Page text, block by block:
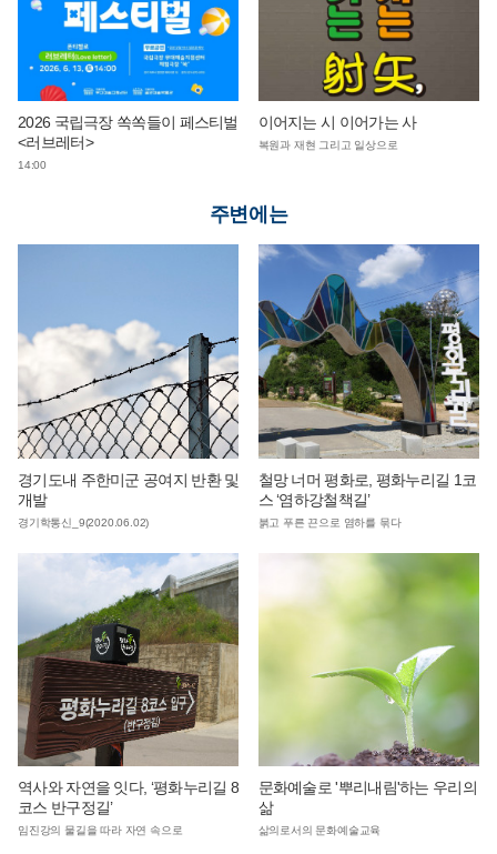
2026 국립극장 쏙쏙들이 페스티벌
<러브레터>
14:00
이어지는 시 이어가는 사
복원과 재현 그리고 일상으로
주변에는
경기도내 주한미군 공여지 반환 및
개발
경기학통신_9(2020.06.02)
철망 너머 평화로, 평화누리길 1코
스 ‘염하강철책길’
붉고 푸른 끈으로 염하를 묶다
역사와 자연을 잇다, ‘평화누리길 8
코스 반구정길’
임진강의 물길을 따라 자연 속으로
문화예술로 '뿌리내림'하는 우리의
삶
삶의로서의 문화예술교육